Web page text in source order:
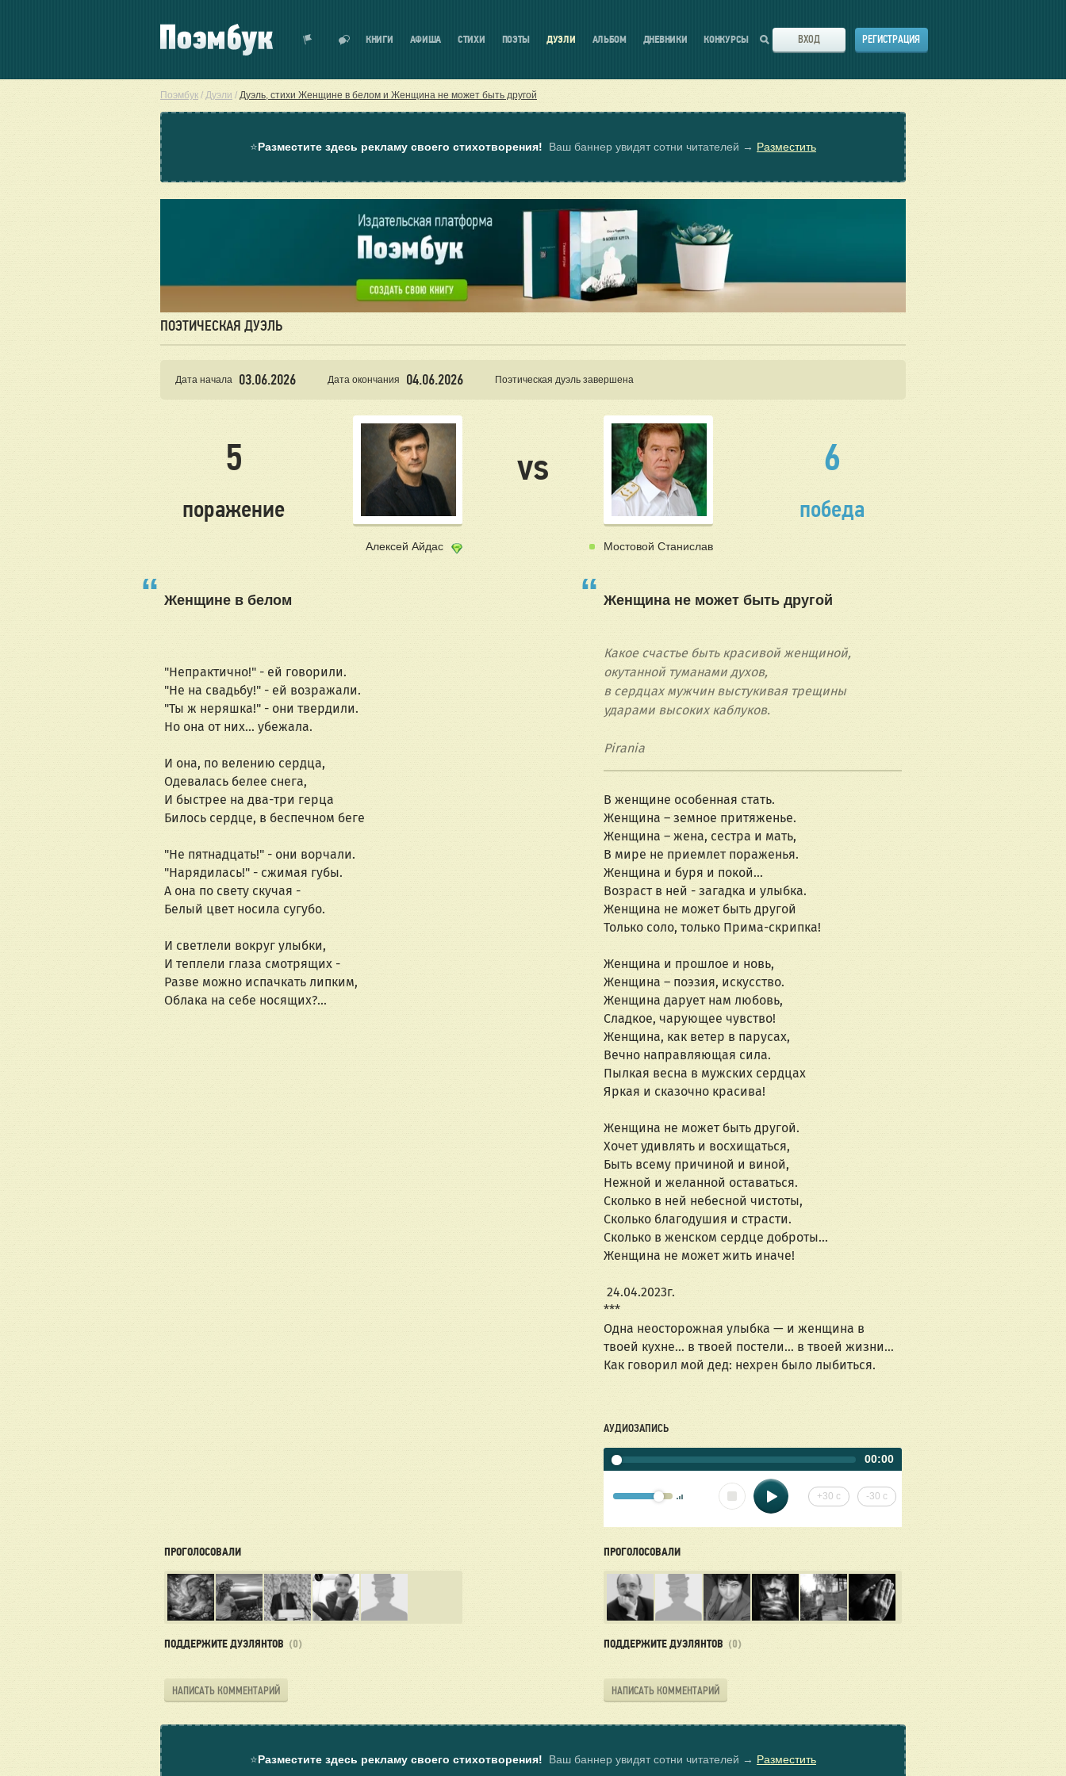
КНИГИ АФИША СТИХИ ПОЭТЫ ДУЭЛИ АЛЬБОМ ДНЕВНИКИ КОНКУРСЫ ВХОД РЕГИСТРАЦИЯ
Поэмбук / Дуэли / Дуэль, стихи Женщине в белом и Женщина не может быть другой
⭐Разместите здесь рекламу своего стихотворения! Ваш баннер увидят сотни читателей → Разместить
ПОЭТИЧЕСКАЯ ДУЭЛЬ
Дата начала 03.06.2026 Дата окончания 04.06.2026 Поэтическая дуэль завершена
5
поражение
Алексей Айдас
vs
Мостовой Станислав
6
победа
Женщине в белом Женщина не может быть другой
"Непрактично!" - ей говорили.
"Не на свадьбу!" - ей возражали.
"Ты ж неряшка!" - они твердили.
Но она от них... убежала.
И она, по велению сердца,
Одевалась белее снега,
И быстрее на два-три герца
Билось сердце, в беспечном беге
"Не пятнадцать!" - они ворчали.
"Нарядилась!" - сжимая губы.
А она по свету скучая -
Белый цвет носила сугубо.
И светлели вокруг улыбки,
И теплели глаза смотрящих -
Разве можно испачкать липким,
Облака на себе носящих?...
Какое счастье быть красивой женщиной,
окутанной туманами духов,
в сердцах мужчин выстукивая трещины
ударами высоких каблуков.
Pirania
В женщине особенная стать.
Женщина – земное притяженье.
Женщина – жена, сестра и мать,
В мире не приемлет пораженья.
Женщина и буря и покой...
Возраст в ней - загадка и улыбка.
Женщина не может быть другой
Только соло, только Прима-скрипка!
Женщина и прошлое и новь,
Женщина – поэзия, искусство.
Женщина дарует нам любовь,
Сладкое, чарующее чувство!
Женщина, как ветер в парусах,
Вечно направляющая сила.
Пылкая весна в мужских сердцах
Яркая и сказочно красива!
Женщина не может быть другой.
Хочет удивлять и восхищаться,
Быть всему причиной и виной,
Нежной и желанной оставаться.
Сколько в ней небесной чистоты,
Сколько благодушия и страсти.
Сколько в женском сердце доброты...
Женщина не может жить иначе!
24.04.2023г.
***
Одна неосторожная улыбка — и женщина в
твоей кухне… в твоей постели… в твоей жизни…
Как говорил мой дед: нехрен было лыбиться.
АУДИОЗАПИСЬ
00:00
+30 с -30 с
ПРОГОЛОСОВАЛИ ПРОГОЛОСОВАЛИ
ПОДДЕРЖИТЕ ДУЭЛЯНТОВ (0)
НАПИСАТЬ КОММЕНТАРИЙ
ПОДДЕРЖИТЕ ДУЭЛЯНТОВ (0)
НАПИСАТЬ КОММЕНТАРИЙ
⭐Разместите здесь рекламу своего стихотворения! Ваш баннер увидят сотни читателей → Разместить